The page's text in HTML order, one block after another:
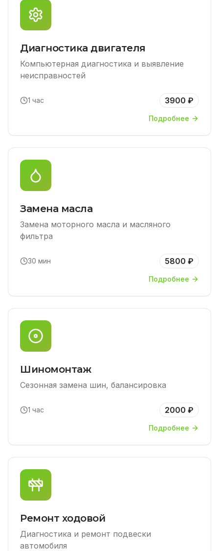
Диагностика двигателя
Компьютерная диагностика и выявление
неисправностей
1 час 3900 ₽
Подробнее
Замена масла
Замена моторного масла и масляного
фильтра
30 мин 5800 ₽
Подробнее
Шиномонтаж
Сезонная замена шин, балансировка
1 час 2000 ₽
Подробнее
Ремонт ходовой
Диагностика и ремонт подвески
автомобиля